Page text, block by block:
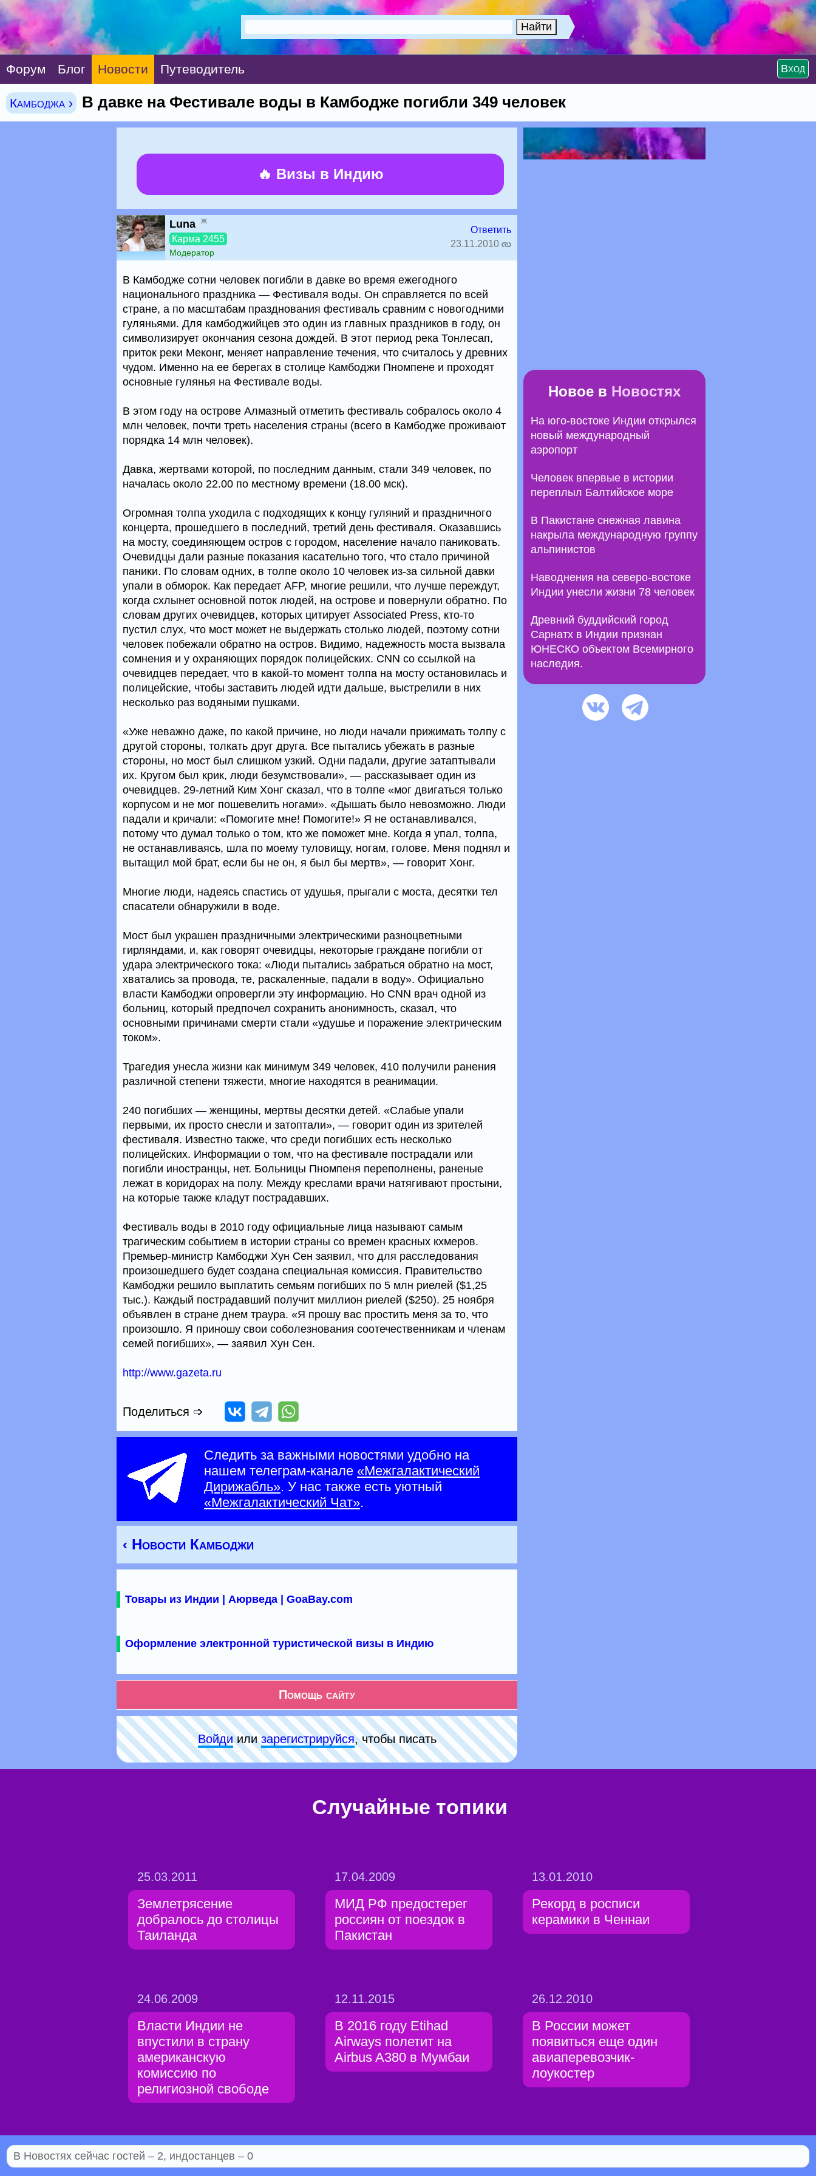
Форум Блог Новости Путеводитель Вход
Камбоджа › В давке на Фестивале воды в Камбодже погибли 349 человек
🔥 Визы в Индию
Luna ж
Карма 2455
Модератор
Ответить
23.11.2010
В Камбодже сотни человек погибли в давке во время ежегодного
национального праздника — Фестиваля воды. Он справляется по всей
стране, а по масштабам празднования фестиваль сравним с новогодними
гуляньями. Для камбоджийцев это один из главных праздников в году, он
символизирует окончания сезона дождей. В этот период река Тонлесап,
приток реки Меконг, меняет направление течения, что считалось у древних
чудом. Именно на ее берегах в столице Камбоджи Пномпене и проходят
основные гулянья на Фестивале воды.
В этом году на острове Алмазный отметить фестиваль собралось около 4
млн человек, почти треть населения страны (всего в Камбодже проживают
порядка 14 млн человек).
Давка, жертвами которой, по последним данным, стали 349 человек, по
началась около 22.00 по местному времени (18.00 мск).
Огромная толпа уходила с подходящих к концу гуляний и праздничного
концерта, прошедшего в последний, третий день фестиваля. Оказавшись
на мосту, соединяющем остров с городом, население начало паниковать.
Очевидцы дали разные показания касательно того, что стало причиной
паники. По словам одних, в толпе около 10 человек из-за сильной давки
упали в обморок. Как передает AFP, многие решили, что лучше переждут,
когда схлынет основной поток людей, на острове и повернули обратно. По
словам других очевидцев, которых цитирует Associated Press, кто-то
пустил слух, что мост может не выдержать столько людей, поэтому сотни
человек побежали обратно на остров. Видимо, надежность моста вызвала
сомнения и у охраняющих порядок полицейских. CNN со ссылкой на
очевидцев передает, что в какой-то момент толпа на мосту остановилась и
полицейские, чтобы заставить людей идти дальше, выстрелили в них
несколько раз водяными пушками.
«Уже неважно даже, по какой причине, но люди начали прижимать толпу с
другой стороны, толкать друг друга. Все пытались убежать в разные
стороны, но мост был слишком узкий. Одни падали, другие затаптывали
их. Кругом был крик, люди безумствовали», — рассказывает один из
очевидцев. 29-летний Ким Хонг сказал, что в толпе «мог двигаться только
корпусом и не мог пошевелить ногами». «Дышать было невозможно. Люди
падали и кричали: «Помогите мне! Помогите!» Я не останавливался,
потому что думал только о том, кто же поможет мне. Когда я упал, толпа,
не останавливаясь, шла по моему туловищу, ногам, голове. Меня поднял и
вытащил мой брат, если бы не он, я был бы мертв», — говорит Хонг.
Многие люди, надеясь спастись от удушья, прыгали с моста, десятки тел
спасатели обнаружили в воде.
Мост был украшен праздничными электрическими разноцветными
гирляндами, и, как говорят очевидцы, некоторые граждане погибли от
удара электрического тока: «Люди пытались забраться обратно на мост,
хватались за провода, те, раскаленные, падали в воду». Официально
власти Камбоджи опровергли эту информацию. Но CNN врач одной из
больниц, который предпочел сохранить анонимность, сказал, что
основными причинами смерти стали «удушье и поражение электрическим
током».
Трагедия унесла жизни как минимум 349 человек, 410 получили ранения
различной степени тяжести, многие находятся в реанимации.
240 погибших — женщины, мертвы десятки детей. «Слабые упали
первыми, их просто снесли и затоптали», — говорит один из зрителей
фестиваля. Известно также, что среди погибших есть несколько
полицейских. Информации о том, что на фестивале пострадали или
погибли иностранцы, нет. Больницы Пномпеня переполнены, раненые
лежат в коридорах на полу. Между креслами врачи натягивают простыни,
на которые также кладут пострадавших.
Фестиваль воды в 2010 году официальные лица называют самым
трагическим событием в истории страны со времен красных кхмеров.
Премьер-министр Камбоджи Хун Сен заявил, что для расследования
произошедшего будет создана специальная комиссия. Правительство
Камбоджи решило выплатить семьям погибших по 5 млн риелей ($1,25
тыс.). Каждый пострадавший получит миллион риелей ($250). 25 ноября
объявлен в стране днем траура. «Я прошу вас простить меня за то, что
произошло. Я приношу свои соболезнования соотечественникам и членам
семей погибших», — заявил Хун Сен.
http://www.gazeta.ru
Поделиться ➩
Следить за важными новостями удобно на
нашем телеграм-канале «Межгалактический
Дирижабль». У нас также есть уютный
«Межгалактический Чат».
‹ Новости Камбоджи
Товары из Индии | Аюрведа | GoaBay.com
Оформление электронной туристической визы в Индию
Помощь сайту
Войдиилизарeгиcтpируйся, чтобы писать
Новое в Новостях
На юго-востоке Индии открылся
новый международный
аэропорт
Человек впервые в истории
переплыл Балтийское море
В Пакистане снежная лавина
накрыла международную группу
альпинистов
Наводнения на северо-востоке
Индии унесли жизни 78 человек
Древний буддийский город
Сарнатх в Индии признан
ЮНЕСКО объектом Всемирного
наследия.
Случайные топики
25.03.2011
Землетрясение
добралось до столицы
Таиланда
17.04.2009
МИД РФ предостерег
россиян от поездок в
Пакистан
13.01.2010
Рекорд в росписи
керамики в Ченнаи
24.06.2009
Власти Индии не
впустили в страну
американскую
комиссию по
религиозной свободе
12.11.2015
В 2016 году Etihad
Airways полетит на
Airbus A380 в Мумбаи
26.12.2010
В России может
появиться еще один
авиаперевозчик-
лоукостер
В Новостях сейчас гостей – 2, индостанцев – 0